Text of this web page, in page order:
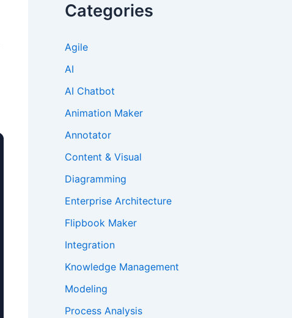
Categories
Agile
AI
AI Chatbot
Animation Maker
Annotator
Content & Visual
Diagramming
Enterprise Architecture
Flipbook Maker
Integration
Knowledge Management
Modeling
Process Analysis